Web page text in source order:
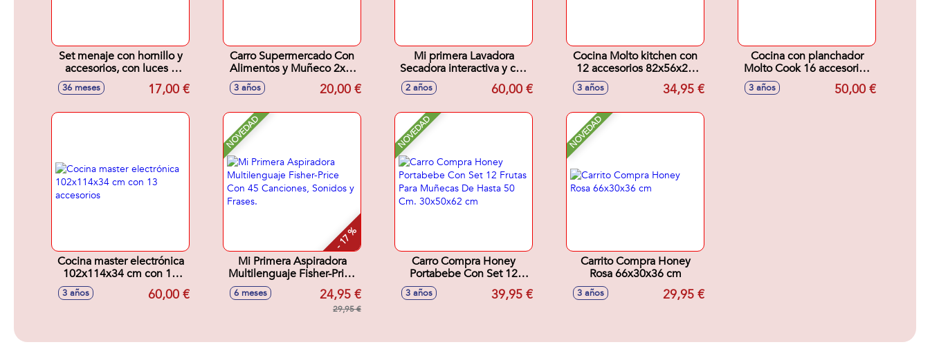
Set menaje con hornillo y
accesorios, con luces y
sonidos, los alimetos
cambian de color
36 meses 17,00 €
Carro Supermercado Con
Alimentos y Muñeco 2x1.
53x43x34 Cm - Modelos
3 años 20,00 €
Mi primera Lavadora
Secadora interactiva y con
sonidos realistas
2 años 60,00 €
Cocina Molto kitchen con
12 accesorios 82x56x28
3 años 34,95 €
Cocina con planchador
Molto Cook 16 accesorios
100x97x31 cm
3 años 50,00 €
Cocina master electrónica
102x114x34 cm con 13
3 años 60,00 €
NOVEDAD
- 17 %
Mi Primera Aspiradora
Multilenguaje Fisher-Price
Con 45 Canciones,
Sonidos y Frases.
6 meses 24,95 €
29,95 €
NOVEDAD
Carro Compra Honey
Portabebe Con Set 12
Frutas Para Muñecas De
Hasta 50 Cm. 30x50x62
3 años 39,95 €
NOVEDAD
Carrito Compra Honey
Rosa 66x30x36 cm
3 años 29,95 €